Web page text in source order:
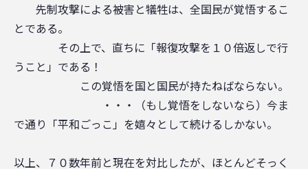
先制攻撃による被害と犠牲は、全国民が覚悟するこ
とである。
その上で、直ちに「報復攻撃を１０倍返しで行
うこと」である！
この覚悟を国と国民が持たねばならない。
・・・（もし覚悟をしないなら）今ま
で通り「平和ごっこ」を嬉々として続けるしかない。
以上、７０数年前と現在を対比したが、ほとんどそっく